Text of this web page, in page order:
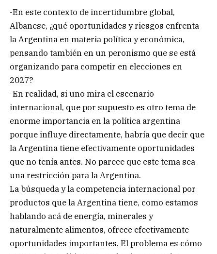
-En este contexto de incertidumbre global,
Albanese, ¿qué oportunidades y riesgos enfrenta
la Argentina en materia política y económica,
pensando también en un peronismo que se está
organizando para competir en elecciones en
2027?
-En realidad, si uno mira el escenario
internacional, que por supuesto es otro tema de
enorme importancia en la política argentina
porque influye directamente, habría que decir que
la Argentina tiene efectivamente oportunidades
que no tenía antes. No parece que este tema sea
una restricción para la Argentina.
La búsqueda y la competencia internacional por
productos que la Argentina tiene, como estamos
hablando acá de energía, minerales y
naturalmente alimentos, ofrece efectivamente
oportunidades importantes. El problema es cómo